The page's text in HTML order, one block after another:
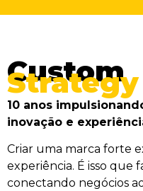
Custom
Strategy
10 anos
inovação e
Criar uma marca forte
experiência. É isso que
conectando negócios